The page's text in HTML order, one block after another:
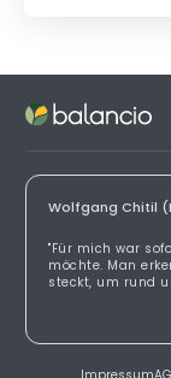
Wolfgang Chitil
"Für mich war
möchte. Man
steckt, um rund